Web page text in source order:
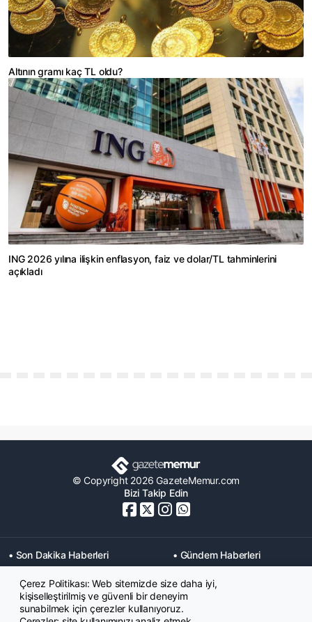
Altının gramı kaç TL oldu?
ING 2026 yılına ilişkin enflasyon, faiz ve dolar/TL tahminlerini
açıkladı
© Copyright 2026 GazeteMemur.com
Bizi Takip Edin
• Son Dakika Haberleri
• Gündem Haberleri
• Memurlar Haberleri
• KPSS Haberleri
• Ekonomi Haberleri
• Eğitim Haberleri
• Yaşam Haberleri
• Maaş Verileri Haberleri
• Mahkeme Kararları
Çerez Politikası: Web sitemizde size daha iyi,
kişiselleştirilmiş ve güvenli bir deneyim
sunabilmek için çerezler kullanıyoruz.